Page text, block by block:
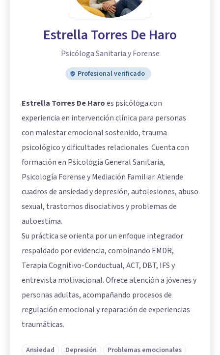
Estrella Torres De Haro
Psicóloga Sanitaria y Forense
Profesional verificado
Estrella Torres De Haroes psicóloga con
experiencia en intervención clínica para personas
con malestar emocional sostenido, trauma
psicológico y dificultades relacionales. Cuenta con
formación en Psicología General Sanitaria,
Psicología Forense y Mediación Familiar. Atiende
cuadros de ansiedad y depresión, autolesiones, abuso
sexual, trastornos disociativos y problemas de
autoestima.
Su práctica se orienta por un enfoque integrador
respaldado por evidencia, combinando EMDR,
Terapia Cognitivo-Conductual, ACT, DBT, IFS y
entrevista motivacional. Ofrece atención a jóvenes y
personas adultas, acompañando procesos de
regulación emocional y reparación de experiencias
traumáticas.
Ansiedad Depresión Problemas emocionales